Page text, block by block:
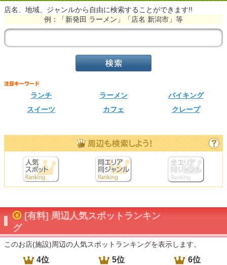
店名、地域、ジャンルから自由に検索することができます!!
例：「新発田 ラーメン」「店名 新潟市」等
ランチ ラーメン
バイキング
スイーツ
カフェ クレープ
[有料] 周辺人気スポットランキン
グ
このお店(施設)周辺の人気スポットランキングを表示します。
4位 5位 6位